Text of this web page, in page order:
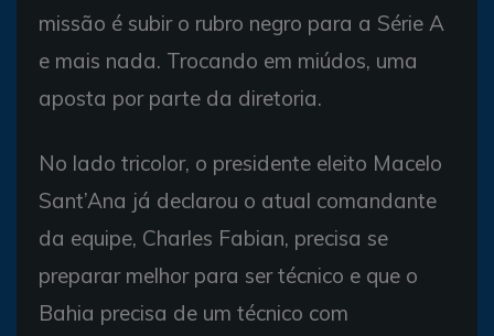
missão é subir o rubro negro para a Série A
e mais nada. Trocando em miúdos, uma
aposta por parte da diretoria.
No lado tricolor, o presidente eleito Macelo
Sant’Ana já declarou o atual comandante
da equipe, Charles Fabian, precisa se
preparar melhor para ser técnico e que o
Bahia precisa de um técnico com